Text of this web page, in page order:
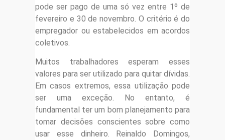
pode ser pago de uma só vez entre 1º de
fevereiro e 30 de novembro. O critério é do
empregador ou estabelecidos em acordos
coletivos.
Muitos trabalhadores esperam esses
valores para ser utilizado para quitar dívidas.
Em casos extremos, essa utilização pode
ser uma exceção. No entanto, é
fundamental ter um bom planejamento para
tomar decisões conscientes sobre como
usar esse dinheiro. Reinaldo Domingos,